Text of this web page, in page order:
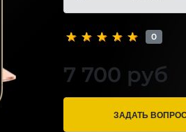
0
7 700 руб
ЗАДАТЬ